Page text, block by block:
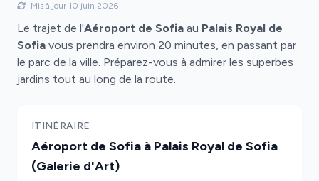
Mis à jour 10 juin 2026
Le trajet de l'Aéroport de Sofia au Palais Royal de
Sofia vous prendra environ 20 minutes, en passant par
le parc de la ville. Préparez-vous à admirer les superbes
jardins tout au long de la route.
ITINÉRAIRE
Aéroport de Sofia à Palais Royal de Sofia
(Galerie d'Art)